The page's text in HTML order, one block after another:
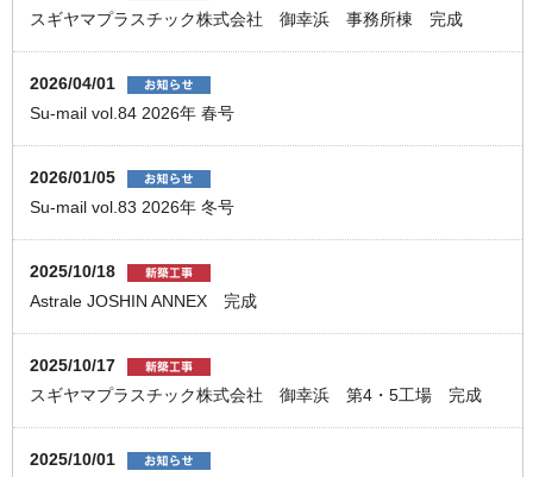
スギヤマプラスチック株式会社 御幸浜 事務所棟 完成
2026/04/01
Su-mail vol.84 2026年 春号
2026/01/05
Su-mail vol.83 2026年 冬号
2025/10/18
Astrale JOSHIN ANNEX 完成
2025/10/17
スギヤマプラスチック株式会社 御幸浜 第4・5工場 完成
2025/10/01